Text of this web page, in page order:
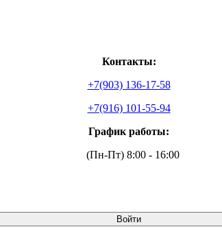
Контакты:
+7(903) 136-17-58
+7(916) 101-55-94
График работы:
(Пн-Пт) 8:00 - 16:00
Войти